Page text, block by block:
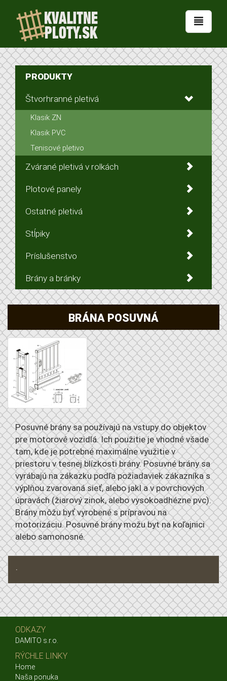
PRODUKTY
Štvorhranné pletivá
Klasik ZN
Klasik PVC
Tenisové pletivo
Zvárané pletivá v rolkách
Plotové panely
Ostatné pletivá
Stĺpiky
Príslušenstvo
Brány a bránky
BRÁNA POSUVNÁ
Posuvné brány sa používajú na vstupy do objektov
pre motorové vozidlá. Ich použitie je vhodné všade
tam, kde je potrebné maximálne využitie v
priestoru v tesnej blízkosti brány. Posuvné brány sa
vyrábajú na zákazku podľa požiadaviek zákazníka s
výplňou zvarovaná sieť, alebo jakl a v povrchových
úpravách (žiarový zinok, alebo vysokoadhézne pvc).
Brány môžu byť vyrobené s prípravou na
motorizáciu. Posuvné brány možu byt na koľajnici
alebo samonosné.
.
ODKAZY
DAMITO s.r.o.
RÝCHLE LINKY
Home
Naša ponuka